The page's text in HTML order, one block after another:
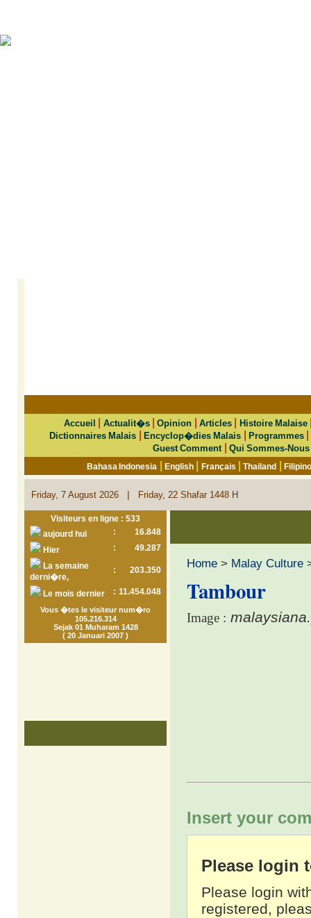
Accueil Actualit�s|Opinion Articles| Histoire Malaise
Dictionnaires Malais |Encyclop�dies Malais |Programmes
Guest Comment Qui Sommes-Nous
Bahasa Indonesia |English Français |Thailand |
Friday, 7 August 2026 | Friday, 22 Shafar 1448 H
Visiteurs en ligne : 533
aujourd hui
:
16.848
Hier
:
49.287
La semaine
derni�re,
: 203.350
Le mois dernier : 11.454.048
Vous �tes le visiteur num�ro
105.216.314
Sejak 01 Muharam 1428
( 20 Januari 2007 )
Home > Malay Culture
Tambour
Image :
Insert your
Please login
Please login
registered,